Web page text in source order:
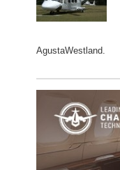
AgustaWestland.